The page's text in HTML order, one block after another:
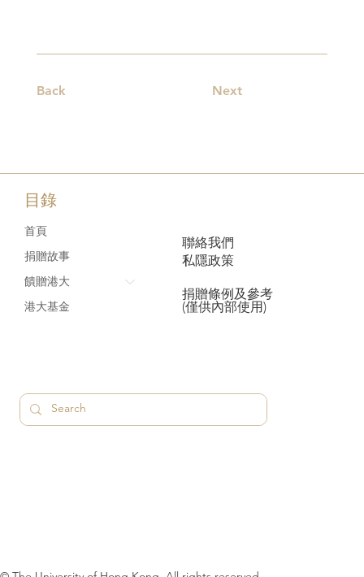
Back Next
目錄
首頁
捐贈故事
饋贈港大
港大基金
聯絡我們
私隱政策
捐贈條例及參考
(僅供內部使用)